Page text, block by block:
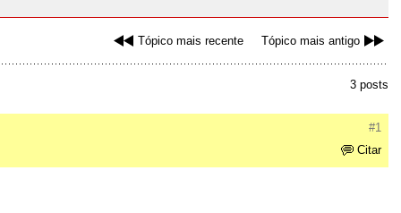
Tópico mais recente Tópico mais antigo
3 posts
#1
Citar